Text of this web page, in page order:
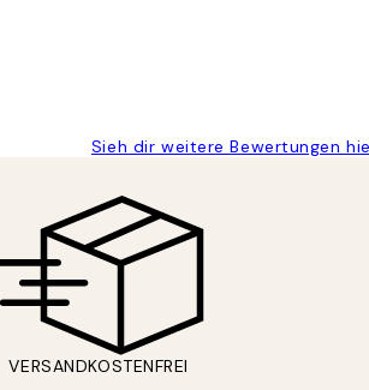
Sieh dir weitere Bewertungen
VERSANDKOSTENFREI